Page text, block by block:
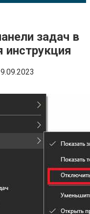
задач в
инструкция